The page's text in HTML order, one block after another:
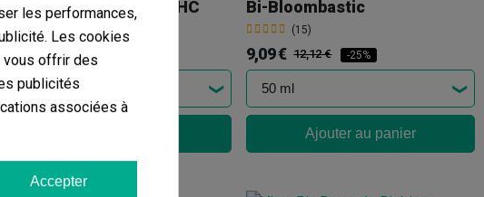
Tierra De Diatomeas THC
(7)
4,01 € 4,46 €
Bi-Bloombastic
(15)
9,09 € 12,12 € -25%
Ajouter au panier
les performances,
Les cookies
vous offrir des
publicités
associées à
Accepter